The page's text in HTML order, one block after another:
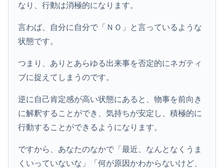
なり、行動は消極的になります。
言わば、自分に自分で「ＮＯ」と言っているような
状態です。
つまり、ありとあらゆる出来事を否定的にネガティ
ブに捉えてしまうのです。
逆に自己肯定感が高い状態にあると、物事を前向き
に解釈することができ、気持ちが安定し、積極的に
行動することができるようになります。
ですから、あなたのなかで「最近、なんとなくうま
くいっていないな」「何が原因かわからないけど、